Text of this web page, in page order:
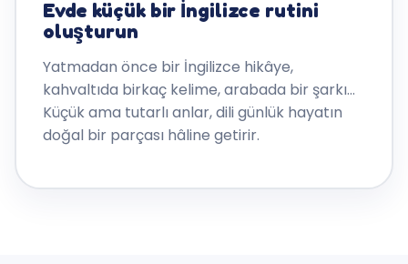
Evde küçük bir İngilizce rutini
oluşturun
Yatmadan önce bir İngilizce hikâye,
kahvaltıda birkaç kelime, arabada bir şarkı…
Küçük ama tutarlı anlar, dili günlük hayatın
doğal bir parçası hâline getirir.